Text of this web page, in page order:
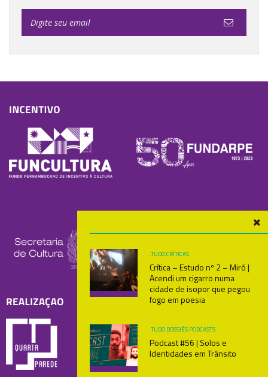
.TUDOCRÍTICAS
Crítica – Estudo nº 2 – Miró |
Acendi um cigarro numa
cidade de isopor que pegou
fogo em poesia
.TUDO DOSSIÊS PODCASTS
Podcast #56 | Solos e
Identidades em Trânsito